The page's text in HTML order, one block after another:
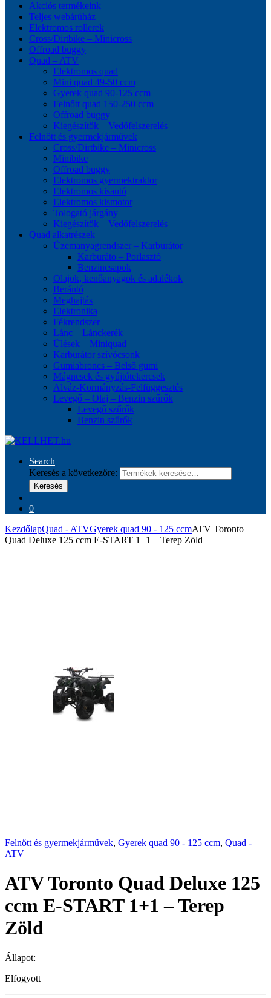
Akciós termékeink
Teljes webárúház
Elektromos rollerek
Cross/Dirtbike – Minicross
Offroad buggy
Quad – ATV
Elektromos quad
Mini quad 49-50 ccm
Gyerek quad 90-125 ccm
Felnőtt quad 150-250 ccm
Offroad buggy
Kiegészítők – Vedőfelszerelés
Felnőtt és gyermekjárművek
Cross/Dirtbike – Minicross
Minibike
Offroad buggy
Elektromos gyermektraktor
Elektromos kisautó
Elektromos kismotor
Tologató járgány
Kiegészítők – Vedőfelszerelés
Quad alkatrészek
Üzemanyagrendszer – Karburátor
Karburáto – Porlasztó
Benzincsapok
Olajok, kenőanyagok és adalékok
Berántó
Meghajtás
Elektronika
Fékrendszer
Lánc – Lánckerék
Ülések – Miniquad
Karburátor szívócsonk
Gumiabroncs – Belső gumi
Mágnesek és gyújtótekercsek
Alváz-Kormányzás-Felfüggesztés
Levegő – Olaj – Benzin szűrők
Levegő szűrők
Benzin szűrők
Search
Keresés a következőre:
Keresés
0
KezdőlapQuad - ATVGyerek quad 90 - 125 ccmATV Toronto
Quad Deluxe 125 ccm E-START 1+1 – Terep Zöld
Felnőtt és gyermekjárművek, Gyerek quad 90 - 125 ccm, Quad -
ATV
ATV Toronto Quad Deluxe 125
ccm E-START 1+1 – Terep
Zöld
Állapot:
Elfogyott